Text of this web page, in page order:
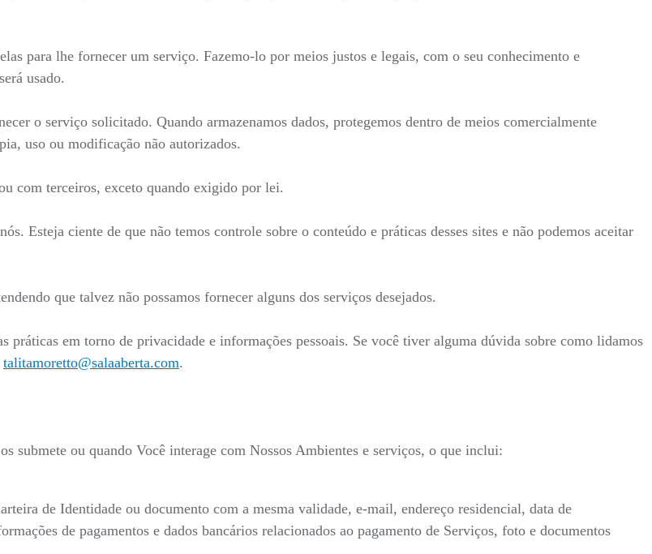
para lhe fornecer um serviço. Fazemo-lo por meios justos e legais, com o seu conhecimento e
usado.
o serviço solicitado. Quando armazenamos dados, protegemos dentro de meios comercialmente
uso ou modificação não autorizados.
com terceiros, exceto quando exigido por lei.
Esteja ciente de que não temos controle sobre o conteúdo e práticas desses sites e não podemos aceitar
que talvez não possamos fornecer alguns dos serviços desejados.
práticas em torno de privacidade e informações pessoais. Se você tiver alguma dúvida sobre como lidamos
talitamoretto@salaaberta.com.
submete ou quando Você interage com Nossos Ambientes e serviços, o que inclui:
de Identidade ou documento com a mesma validade, e-mail, endereço residencial, data de
de pagamentos e dados bancários relacionados ao pagamento de Serviços, foto e documentos